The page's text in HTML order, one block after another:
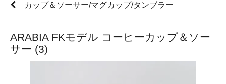
カップ＆ソーサー/マグカップ/タンブラー
ARABIA FKモデル コーヒーカップ＆ソー
サー (3)